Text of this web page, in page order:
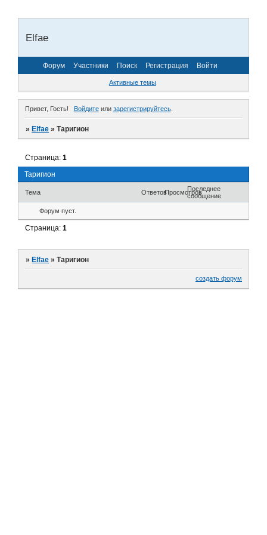
Elfae
Форум Участники Поиск Регистрация Войти
Активные темы
Привет, Гость! Войдитеили зарегистрируйтесь.
»Elfae »Таригион
Таригион
Страница:1
Тема ОтветовПросмотровПоследнее
сообщение
Форум пуст.
Страница:1
»Elfae »Таригион
создать форум